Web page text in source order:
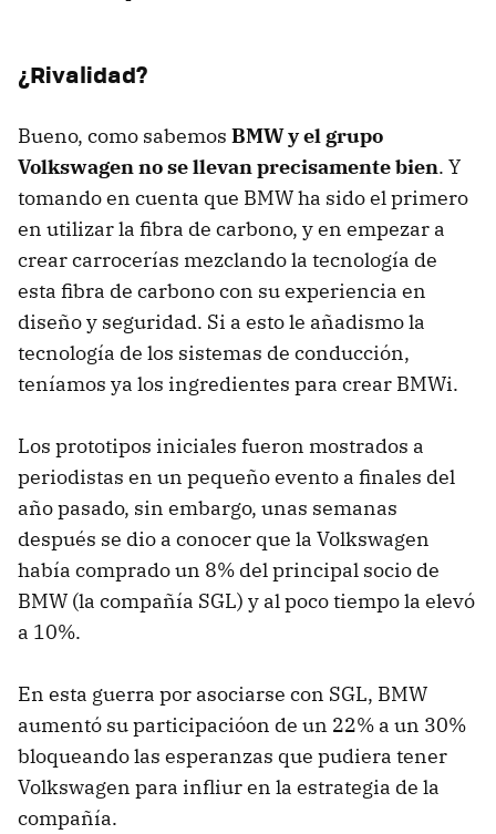
¿Rivalidad?
Bueno, como sabemos BMW y el grupo
Volkswagen no se llevan precisamente bien. Y
tomando en cuenta que BMW ha sido el primero
en utilizar la fibra de carbono, y en empezar a
crear carrocerías mezclando la tecnología de
esta fibra de carbono con su experiencia en
diseño y seguridad. Si a esto le añadismo la
tecnología de los sistemas de conducción,
teníamos ya los ingredientes para crear BMWi.
Los prototipos iniciales fueron mostrados a
periodistas en un pequeño evento a finales del
año pasado, sin embargo, unas semanas
después se dio a conocer que la Volkswagen
había comprado un 8% del principal socio de
BMW (la compañía SGL) y al poco tiempo la elevó
a 10%.
En esta guerra por asociarse con SGL, BMW
aumentó su participacióon de un 22% a un 30%
bloqueando las esperanzas que pudiera tener
Volkswagen para infliur en la estrategia de la
compañía.